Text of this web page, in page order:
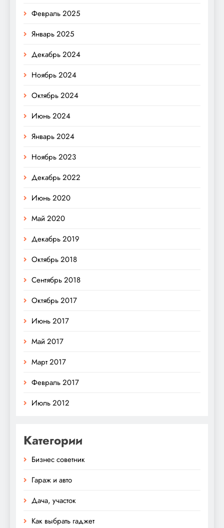
Февраль 2025
Январь 2025
Декабрь 2024
Ноябрь 2024
Октябрь 2024
Июнь 2024
Январь 2024
Ноябрь 2023
Декабрь 2022
Июнь 2020
Май 2020
Декабрь 2019
Октябрь 2018
Сентябрь 2018
Октябрь 2017
Июнь 2017
Май 2017
Март 2017
Февраль 2017
Июль 2012
Категории
Бизнес советник
Гараж и авто
Дача, участок
Как выбрать гаджет